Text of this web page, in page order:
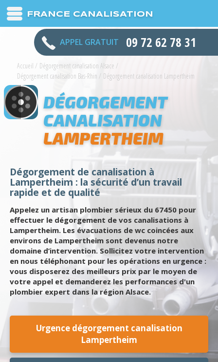
FRANCE CANALISATION
APPEL GRATUIT 09 72 62 78 31
Accueil / Dégorgement canalisation Alsace /
Dégorgement canalisation Bas-Rhin / Dégorgement canalisation Lampertheim
DÉGORGEMENT
CANALISATION
LAMPERTHEIM
Dégorgement de canalisation à
Lampertheim : la sécurité d’un travail
rapide et de qualité
Appelez un artisan plombier sérieux du 67450 pour
effectuer le dégorgement de vos canalisations à
Lampertheim. Les évacuations de wc coincées aux
environs de Lampertheim sont devenus notre
domaine d’intervention. Sollicitez votre intervention
en nous téléphonant pour les opérations en urgence :
vous disposerez des meilleurs prix par le moyen de
votre appel et demanderez les performances d'un
plombier expert dans la région Alsace.
Urgence dégorgement canalisation
Lampertheim